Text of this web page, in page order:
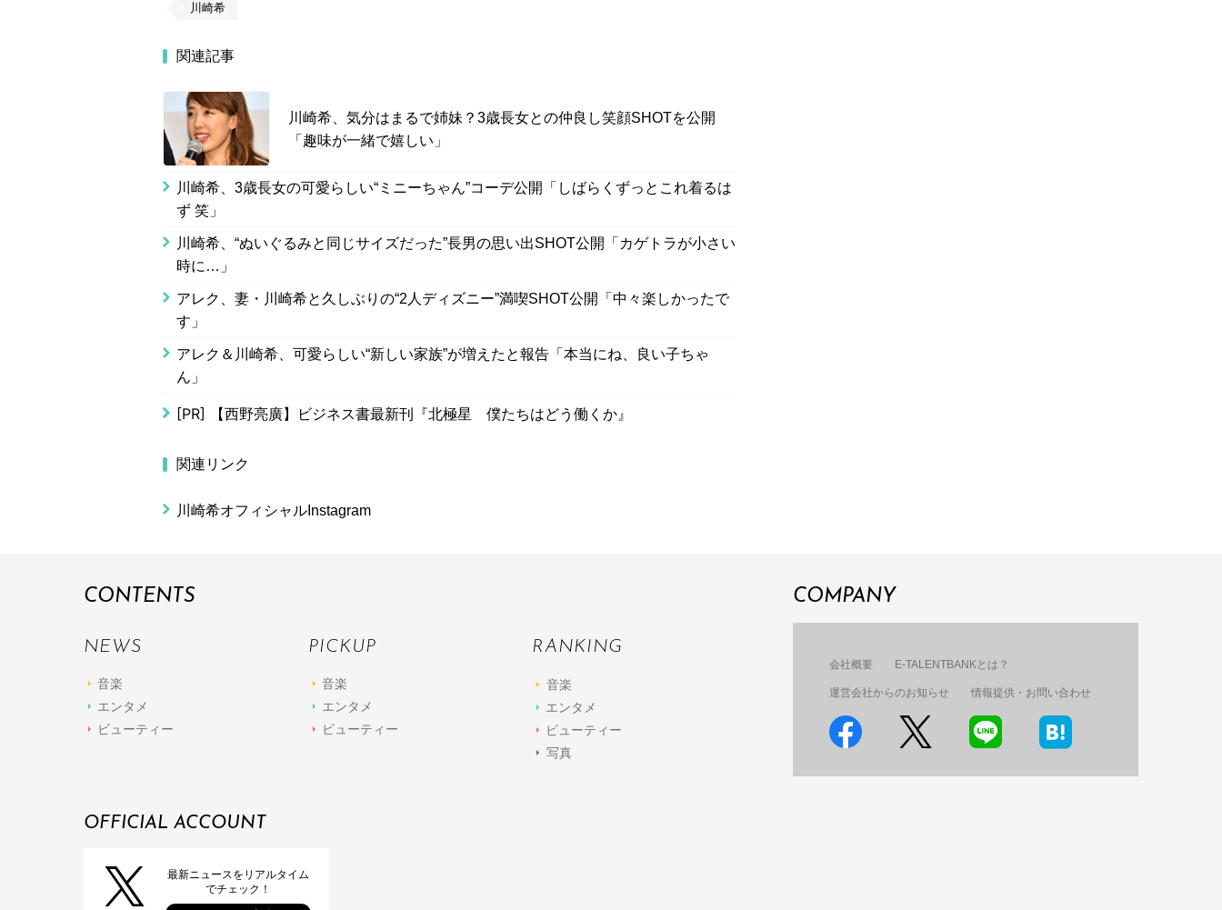
川崎希
関連記事
川崎希、気分はまるで姉妹？3歳長女との仲良し笑顔SHOTを公開
「趣味が一緒で嬉しい」
川崎希、3歳長女の可愛らしい“ミニーちゃん”コーデ公開「しばらくずっとこれ着るは
ず 笑」
川崎希、“ぬいぐるみと同じサイズだった”長男の思い出SHOT公開「カゲトラが小さい
時に…」
アレク、妻・川崎希と久しぶりの“2人ディズニー”満喫SHOT公開「中々楽しかったで
す」
アレク＆川崎希、可愛らしい“新しい家族”が増えたと報告「本当にね、良い子ちゃ
ん」
[PR] 【西野亮廣】ビジネス書最新刊『北極星 僕たちはどう働くか』
関連リンク
川崎希オフィシャルInstagram
CONTENTS
NEWS
音楽
エンタメ
ビューティー
PICKUP
音楽
エンタメ
ビューティー
RANKING
音楽
エンタメ
ビューティー
写真
COMPANY
会社概要 E-TALENTBANKとは？
運営会社からのお知らせ 情報提供・お問い合わせ
OFFICIAL ACCOUNT
最新ニュースをリアルタイム
でチェック！